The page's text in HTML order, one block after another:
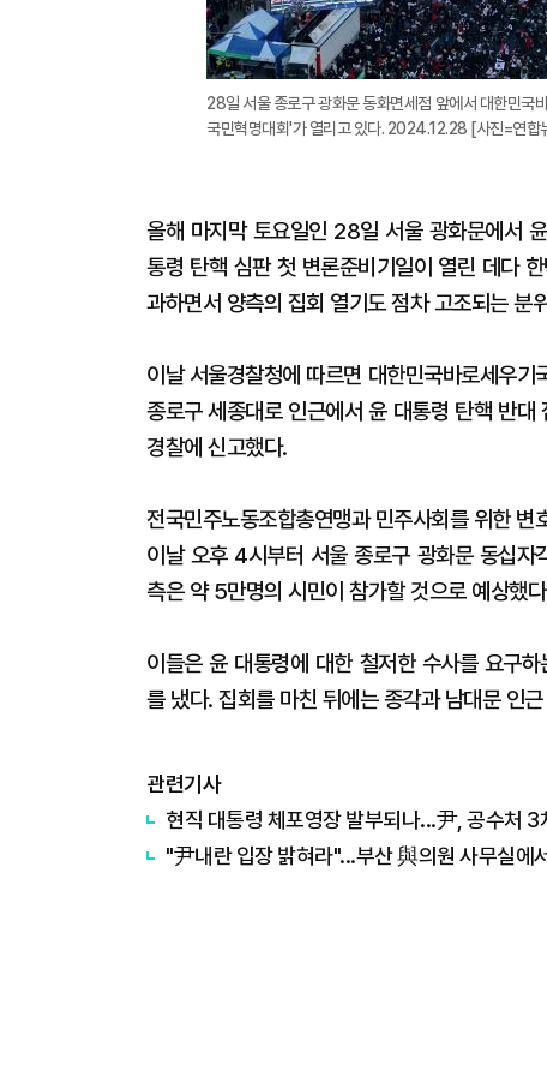
28일 서울 종로구 광화문 동화면세점 앞에서 대한민국
국민혁명대회'가 열리고 있다. 2024.12.28 [사진=연합
올해 마지막 토요일인 28일 서울 광화문에서
통령 탄핵 심판 첫 변론준비기일이 열린 데다
과하면서 양측의 집회 열기도 점차 고조되는 분
이날 서울경찰청에 따르면 대한민국바로세우
종로구 세종대로 인근에서 윤 대통령 탄핵 반
경찰에 신고했다.
전국민주노동조합총연맹과 민주사회를 위한
이날 오후 4시부터 서울 종로구 광화문 동십자
측은 약 5만명의 시민이 참가할 것으로 예상했
이들은 윤 대통령에 대한 철저한 수사를 요구
를 냈다. 집회를 마친 뒤에는 종각과 남대문 인
관련기사
현직 대통령 체포영장 발부되나...尹, 공수처 3
"尹내란 입장 밝혀라"...부산 與의원 사무실에